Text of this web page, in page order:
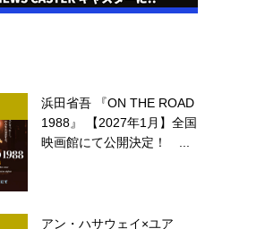
浜田省吾 『ON THE ROAD
1988』 【2027年1月】全国
映画館にて公開決定！ ...
アン・ハサウェイ×ユア